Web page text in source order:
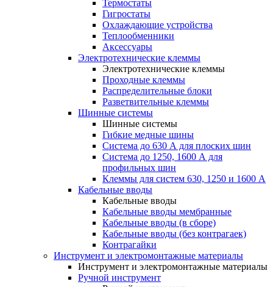
Термостаты
Гигростаты
Охлаждающие устройства
Теплообменники
Аксессуары
Электротехнические клеммы
Электротехнические клеммы
Проходные клеммы
Распределительные блоки
Разветвительные клеммы
Шинные системы
Шинные системы
Гибкие медные шины
Система до 630 А для плоских шин
Система до 1250, 1600 А для
профильных шин
Клеммы для систем 630, 1250 и 1600 А
Кабельные вводы
Кабельные вводы
Кабельные вводы мембранные
Кабельные вводы (в сборе)
Кабельные вводы (без контрагаек)
Контрагайки
Инструмент и электромонтажные материалы
Инструмент и электромонтажные материалы
Ручной инструмент